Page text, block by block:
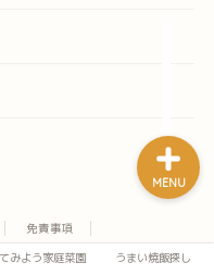
免責事項
庭菜園日記
みよう家庭菜園 うまい焼飯探し
MENU